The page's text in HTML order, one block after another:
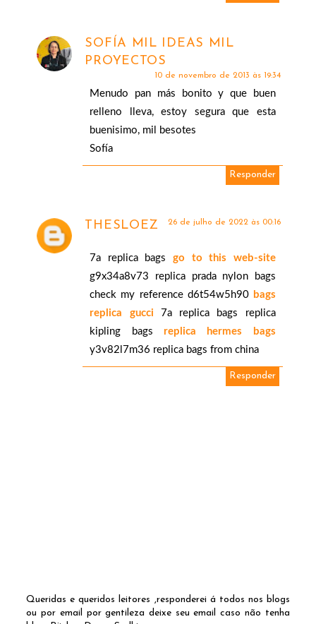
SOFÍA MIL IDEAS MIL
PROYECTOS
10 de novembro de 2013 às 19:34
Menudo pan más bonito y que buen
relleno lleva, estoy segura que esta
buenisimo, mil besotes
Sofía
Responder
THESLOEZ 26 de julho de 2022 às 00:16
7a replica bags go to this web-site
g9x34a8v73 replica prada nylon bags
check my reference d6t54w5h90 bags
replica gucci 7a replica bags replica
kipling bags replica hermes bags
y3v82l7m36 replica bags from china
Responder
Queridas e queridos leitores ,responderei á todos nos blogs
ou por email por gentileza deixe seu email caso não tenha